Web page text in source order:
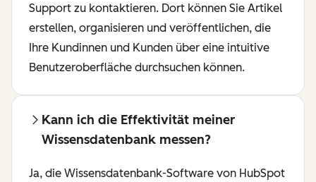
Support zu kontaktieren. Dort können Sie Artikel
erstellen, organisieren und veröffentlichen, die
Ihre Kundinnen und Kunden über eine intuitive
Benutzeroberfläche durchsuchen können.
Kann ich die Effektivität meiner
Wissensdatenbank messen?
Ja, die Wissensdatenbank-Software von HubSpot